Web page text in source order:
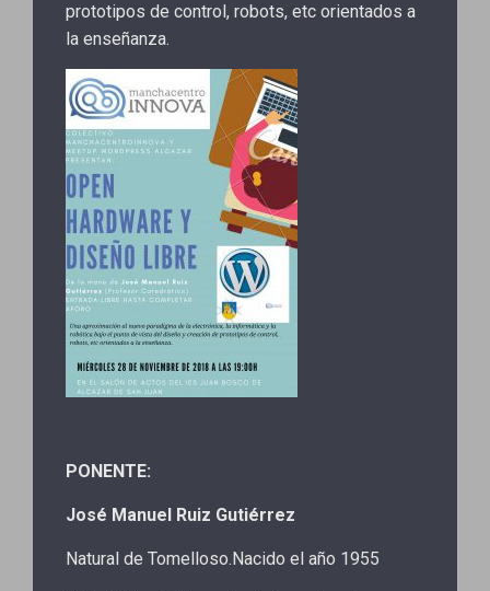
prototipos de control, robots, etc orientados a
la enseñanza.
PONENTE:
José Manuel Ruiz Gutiérrez
Natural de Tomelloso.Nacido el año 1955